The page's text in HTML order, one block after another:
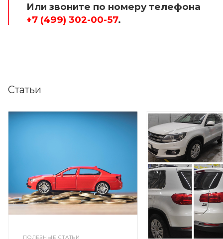
Или звоните по номеру телефона
+7 (499) 302-00-57.
Статьи
ПОЛЕЗНЫЕ СТАТЬИ